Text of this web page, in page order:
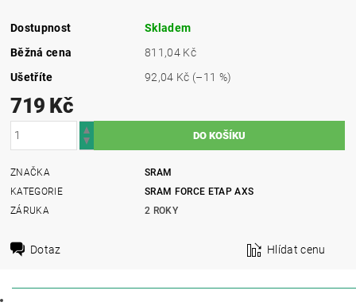
Dostupnost
Skladem
Běžná cena
811,04 Kč
Ušetříte
92,04 Kč (–11 %)
719 Kč
ZNAČKA
SRAM
KATEGORIE
SRAM FORCE ETAP AXS
ZÁRUKA
2 ROKY
Dotaz Hlídat cenu